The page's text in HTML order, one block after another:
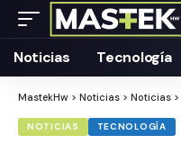
Noticias Tecnología
MastekHw > Noticias > Noticias >
NOTICIAS TECNOLOGÍA